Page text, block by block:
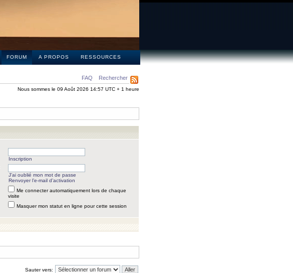
FORUM A PROPOS RESSOURCES
FAQ Rechercher
Nous sommes le 09 Août 2026 14:57 UTC + 1 heure
Inscription
J’ai oublié mon mot de passe
Renvoyer l’e-mail d’activation
Me connecter automatiquement lors de chaque
visite
Masquer mon statut en ligne pour cette session
Sauter vers: